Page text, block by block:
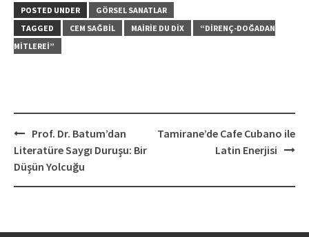
POSTED UNDER
GÖRSEL SANATLAR
TAGGED
CEM SAĞBIL MAIRIE DU DIX
“DIRENÇ-DOĞADAN
MITLEREI”
Post
navigation
Prof. Dr. Batum’dan
Literatüre Saygı Duruşu: Bir
Düşün Yolcuğu
Tamirane’de Cafe Cubano ile
Latin Enerjisi